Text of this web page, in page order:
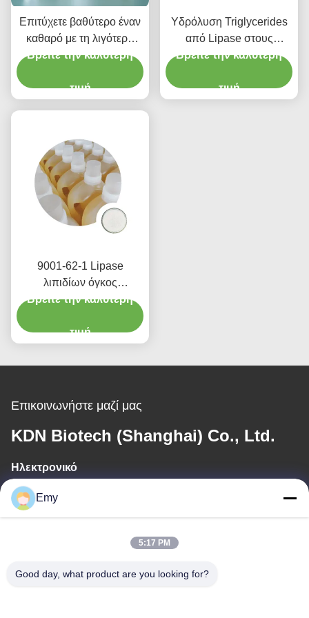
Επιτύχετε βαθύτερο έναν
καθαρό με τη λιγότερη
προσπάθεια: Lipase μας
την εργασία για σας
Βρείτε την καλύτερη
τιμή
Υδρόλυση Triglycerides
από Lipase στους
ποταμούς άλλοι
Βρείτε την καλύτερη
τιμή
9001-62-1 Lipase
λιπιδίων όγκος
πρόσθετων ουσιών
διαρροών πετρελαίου ΕΚ
Βρείτε την καλύτερη
τιμή
Επικοινωνήστε μαζί μας
KDN Biotech (Shanghai) Co., Ltd.
Ηλεκτρονικό
panxy@vlandgroup.com
Η διεύθυνσή μας
Emy
5:17 PM
Good day, what product are you looking for?